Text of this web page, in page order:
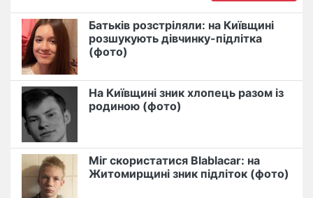
Батьків розстріляли: на Київщині
розшукують дівчинку-підлітка
(фото)
На Київщині зник хлопець разом із
родиною (фото)
Міг скористатися Blablacar: на
Житомирщині зник підліток (фото)